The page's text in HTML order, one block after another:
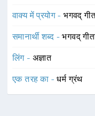
वाक्य में प्रयोग -भगवद्
समानार्थी शब्द -भगवद्
लिंग - अज्ञात
एक तरह का -धर्म ग्रंथ